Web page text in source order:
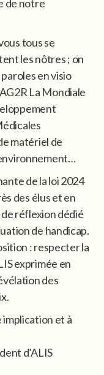
de notre
tous se
les nôtres ; on
en visio
La Mondiale
matériel de
de la loi 2024
des élus et en
réflexion dédié
de handicap.
: respecter la
exprimée en
des
et à
d’ALIS